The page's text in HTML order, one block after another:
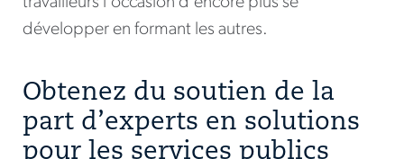
développer en formant les autres.
Obtenez du soutien de la
part d’experts en solutions
pour les services publics